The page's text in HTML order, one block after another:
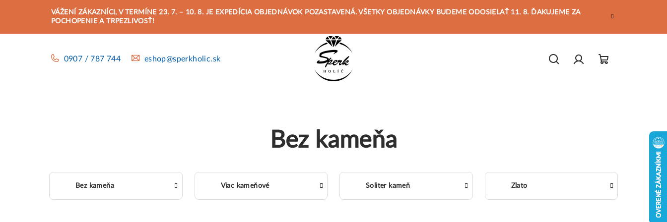
VÁŽENÍ ZÁKAZNÍCI, V TERMÍNE 23. 7. – 10. 8. JE EXPEDÍCIA OBJEDNÁVOK POZASTAVENÁ. VŠETKY OBJEDNÁVKY BUDEME ODOSIELAŤ 11. 8. ĎAKUJEME ZA
POCHOPENIE A TRPEZLIVOSŤ!
0907 / 787 744 eshop@sperkholic.sk
Bez kameňa
Bez kameňa Viac kameňové Soliter kameň Zlato